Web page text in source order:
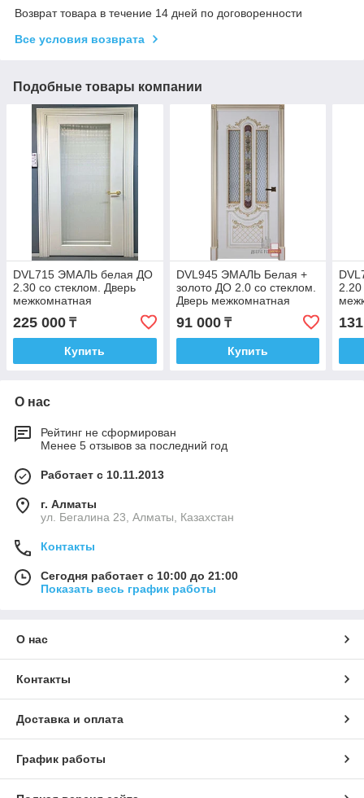
Возврат товара в течение 14 дней по договоренности
Все условия возврата
Подобные товары компании
DVL715 ЭМАЛЬ белая ДО
2.30 со стеклом. Дверь
межкомнатная
225 000 ₸
Купить
DVL945 ЭМАЛЬ Белая +
золото ДО 2.0 со стеклом.
Дверь межкомнатная
91 000₸
Купить
2.20
О нас
Рейтинг не сформирован
Менее 5 отзывов за последний год
Работает с 10.11.2013
г. Алматы
ул. Бегалина 23, Алматы, Казахстан
Контакты
Сегодня работает с 10:00 до 21:00
Показать весь график работы
О нас
Контакты
Доставка и оплата
График работы